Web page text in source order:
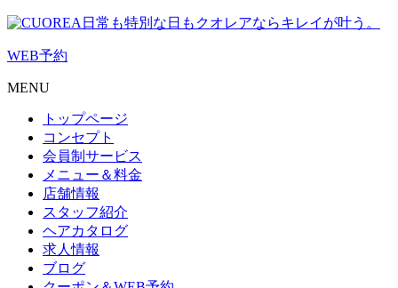
日常も特別な日もクオレアならキレイが叶う。
WEB予約
MENU
トップページ
コンセプト
会員制サービス
メニュー＆料金
店舗情報
スタッフ紹介
ヘアカタログ
求人情報
ブログ